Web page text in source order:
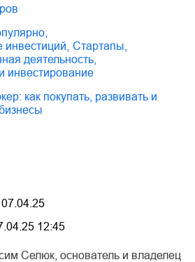
инвестиций
Стартапы
деятельность
и инвестирование
07.04.25
12:45
Селюк, основатель и владелец